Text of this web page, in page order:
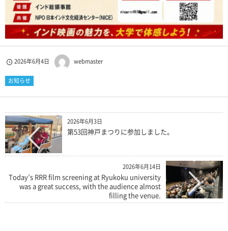
2026年6月4日 webmaster
お知らせ
2026年6月3日
第53回神戸まつりに参加しました。
2026年6月14日
Today’s RRR film screening at Ryukoku university
was a great success, with the audience almost
filling the venue.